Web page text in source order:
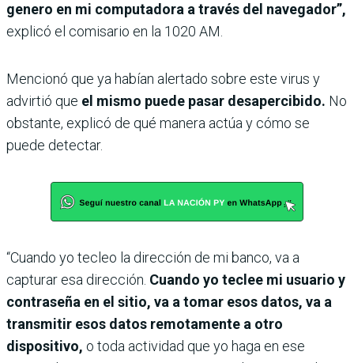
genero en mi computadora a través del navegador”,
explicó el comisario en la 1020 AM.
Mencionó que ya habían alertado sobre este virus y
advirtió que el mismo puede pasar desapercibido. No
obstante, explicó de qué manera actúa y cómo se
puede detectar.
“Cuando yo tecleo la dirección de mi banco, va a
capturar esa dirección. Cuando yo teclee mi usuario y
contraseña en el sitio, va a tomar esos datos, va a
transmitir esos datos remotamente a otro
dispositivo, o toda actividad que yo haga en ese